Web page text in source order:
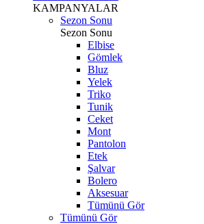
KAMPANYALAR
Sezon Sonu
Sezon Sonu
Elbise
Gömlek
Bluz
Yelek
Triko
Tunik
Ceket
Mont
Pantolon
Etek
Şalvar
Bolero
Aksesuar
Tümünü Gör
Tümünü Gör